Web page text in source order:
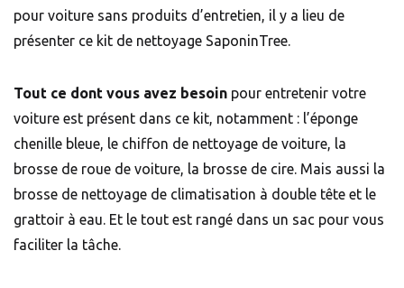
pour voiture sans produits d’entretien, il y a lieu de
présenter ce kit de nettoyage SaponinTree.
Tout ce dont vous avez besoin pour entretenir votre
voiture est présent dans ce kit, notamment : l’éponge
chenille bleue, le chiffon de nettoyage de voiture, la
brosse de roue de voiture, la brosse de cire. Mais aussi la
brosse de nettoyage de climatisation à double tête et le
grattoir à eau. Et le tout est rangé dans un sac pour vous
faciliter la tâche.